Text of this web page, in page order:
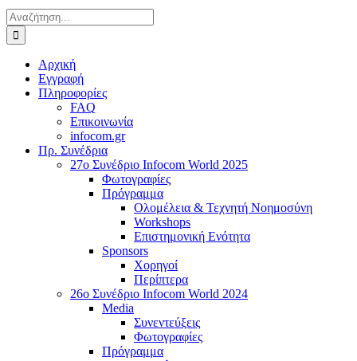
Αναζήτηση
για:
Αρχική
Εγγραφή
Πληροφορίες
FAQ
Επικοινωνία
infocom.gr
Πρ. Συνέδρια
27o Συνέδριο Infocom World 2025
Φωτογραφίες
Πρόγραμμα
Ολομέλεια & Τεχνητή Νοημοσύνη
Workshops
Επιστημονική Ενότητα
Sponsors
Χορηγοί
Περίπτερα
26o Συνέδριο Infocom World 2024
Media
Συνεντεύξεις
Φωτογραφίες
Πρόγραμμα